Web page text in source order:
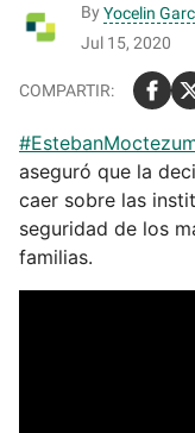
By Yocelin
Jul 15, 2020
aseguró que la
caer sobre las
seguridad de los
familias.